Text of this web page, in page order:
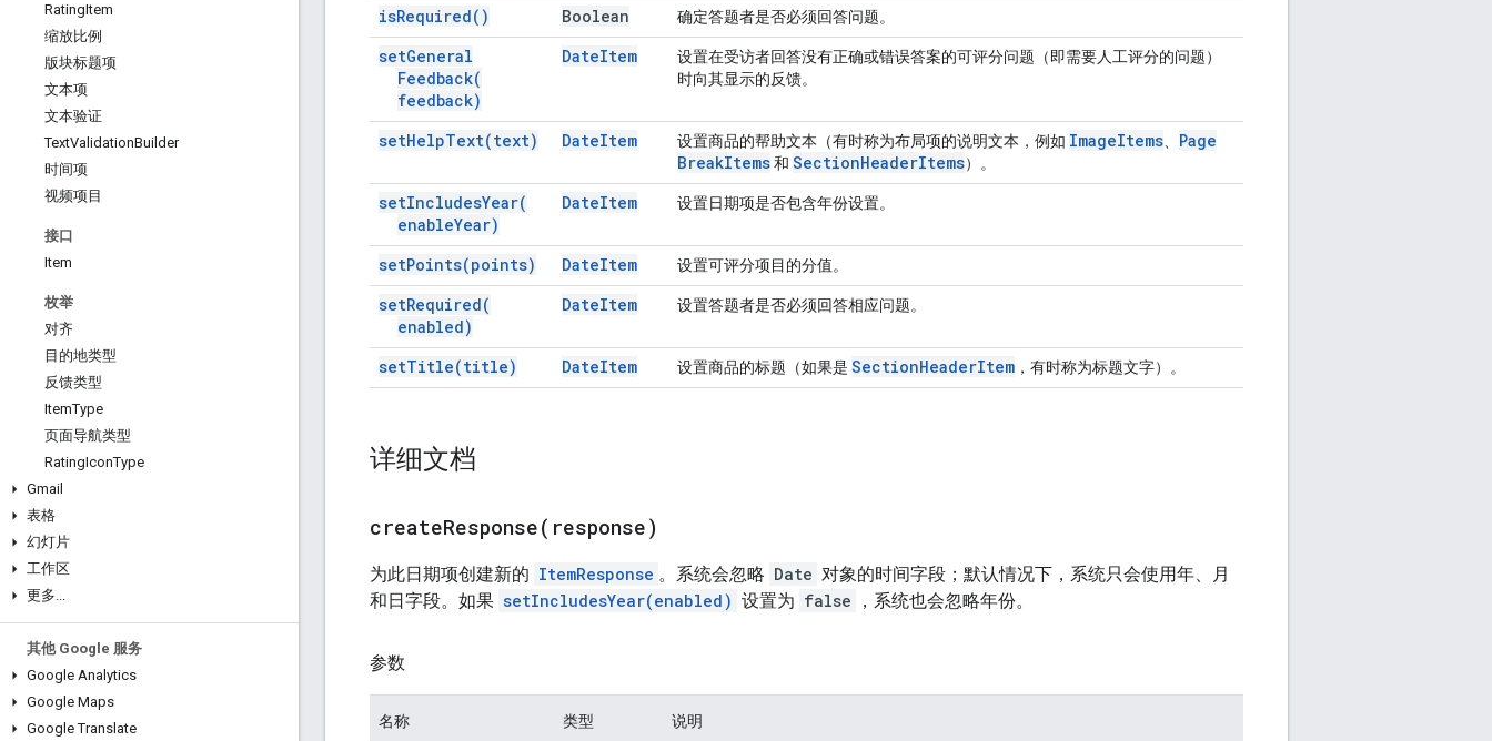
RatingItem
缩放比例
版块标题项
文本项
文本验证
TextValidationBuilder
时间项
视频项目
接口
Item
枚举
对齐
目的地类型
反馈类型
ItemType
页面导航类型
RatingIconType
Gmail
表格
幻灯片
工作区
更多...
其他 Google 服务
Google Analytics
Google Maps
Google Translate
isRequired( ) Boolean 确定答题者是否必须回答问题。
setGeneral
Feedback(
feedback)
DateItem
设置在受访者回答没有正确或错误答案的可评分问题（即需要人工评分的问题）
时向其显示的反馈。
setHelpText(text) DateItem 设置商品的帮助文本（有时称为布局项的说明文本，例如 ImageItems
Page
BreakItems和 SectionHeaderItems）。
setIncludesYear(
enableYear)
DateItem 设置日期项是否包含年份设置。
setPoints(points) DateItem 设置可评分项目的分值。
setRequired(
enabled)
DateItem 设置答题者是否必须回答相应问题。
setTitle(title) DateItem 设置商品的标题（如果是 SectionHeaderItem ，有时称为标题文字）。
详细文档
createResponse( response)
为此日期项创建新的 ItemResponse 。系统会忽略 Date 对象的时间字段；默认情况下，系统只会使用年、月
和日字段。如果 setIncludesYear(enabled) 设置为 false ，系统也会忽略年份。
参数
名称 类型 说明